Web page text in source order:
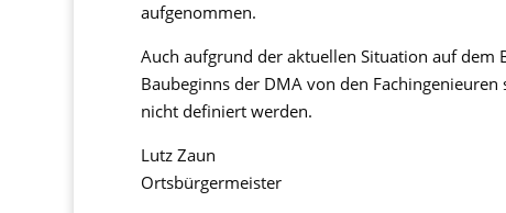
aufgenommen.
Auch aufgrund der aktuellen Situation auf dem
Baubeginns der DMA von den
nicht definiert werden.
Lutz Zaun
Ortsbürgermeister